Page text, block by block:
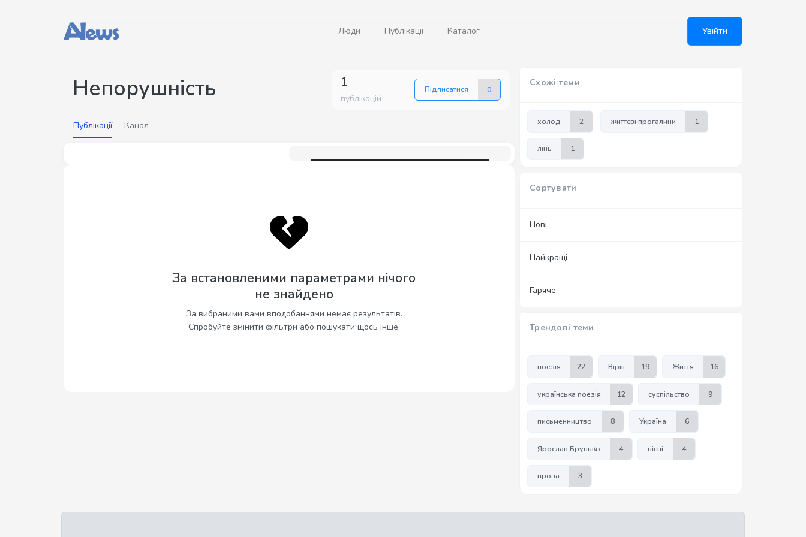
Люди Публікації Каталог Увійти
Непорушність 1
публікацій
Підписатися 0
Публікації Канал
За встановленими параметрами нічого
не знайдено
За вибраними вами вподобаннями немає результатів.
Спробуйте змінити фільтри або пошукати щось інше.
Схожі теми
холод 2 життєві прогалини 1
лінь 1
Сортувати
Нові
Найкращі
Гаряче
Трендові теми
поезія 22 Вірш 19 Життя 16
українська поезія 12 суспільство 9
письменництво 8 Україна 6
Ярослав Брунько 4 пісні 4
проза 3